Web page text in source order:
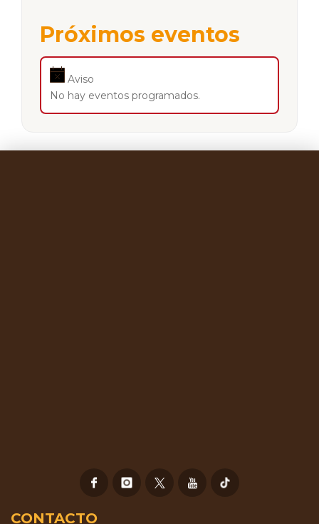
Próximos eventos
Aviso
No hay eventos programados.
CONTACTO